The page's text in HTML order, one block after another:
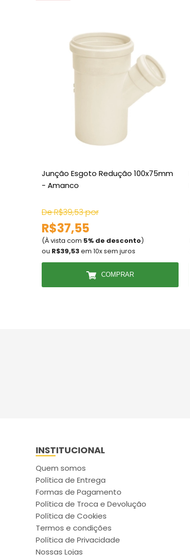
Junção Esgoto Redução 100x75mm
- Amanco
De R$39,53 por
R$37,55
(À vista com 5% de desconto)
ou R$39,53em 10x sem juros
COMPRAR
INSTITUCIONAL
Quem somos
Política de Entrega
Formas de Pagamento
Política de Troca e Devolução
Política de Cookies
Termos e condições
Política de Privacidade
Nossas Lojas